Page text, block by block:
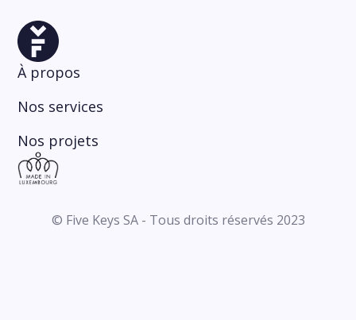
À propos
Nos services
Nos projets
© Five Keys SA - Tous droits réservés 2023